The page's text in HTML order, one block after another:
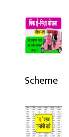
Scheme